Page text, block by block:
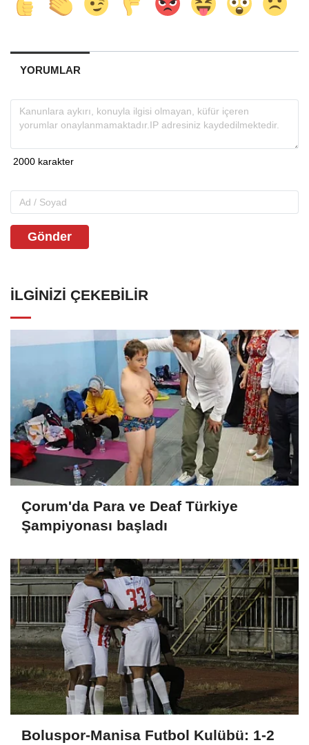
YORUMLAR
Gönder
İLGINIZI ÇEKEBILIR
Çorum'da Para ve Deaf Türkiye
Şampiyonası başladı
Boluspor-Manisa Futbol Kulübü: 1-2